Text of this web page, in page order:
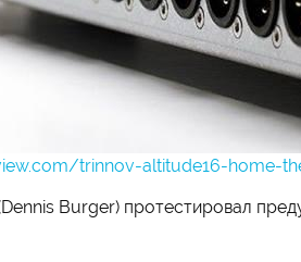
trinnov-altitude16-home-
Burger) протестировал